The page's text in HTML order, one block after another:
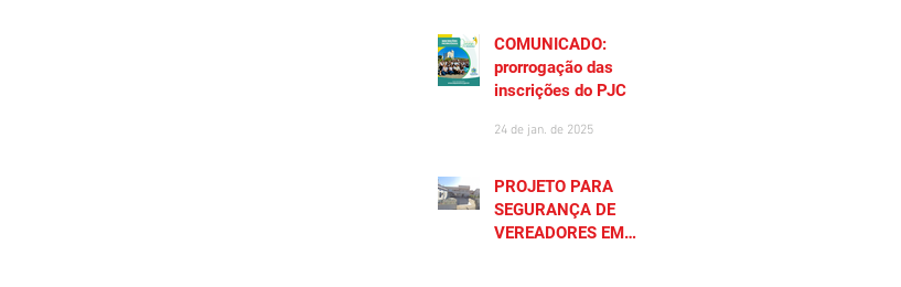
COMUNICADO:
prorrogação das
inscrições do PJC
24 de jan. de 2025
PROJETO PARA
SEGURANÇA DE
VEREADORES EM